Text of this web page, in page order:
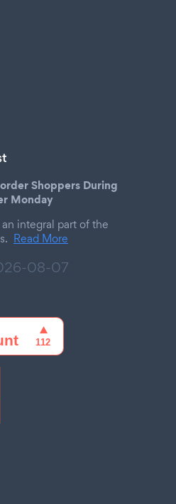
Shoppers During
Monday
integral part of the
Read More
08-07